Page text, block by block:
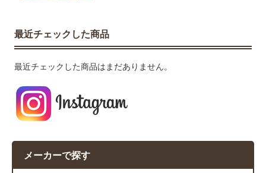
最近チェックした商品
最近チェックした商品はまだありません。
メーカーで探す